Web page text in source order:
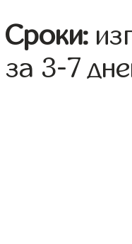
Сроки:
за 3-7